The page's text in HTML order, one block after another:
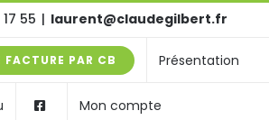
55 | laurent@claudegilbert.fr
FACTURE PAR CB Présentation
Mon compte